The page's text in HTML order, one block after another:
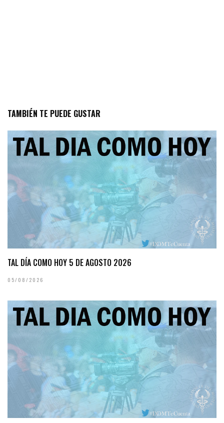
TAMBIÉN TE PUEDE GUSTAR
TAL DÍA COMO HOY 5 DE AGOSTO 2026
05/08/2026